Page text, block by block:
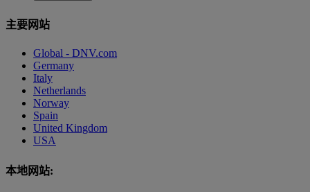
主要网站
Global - DNV.com
Germany
Italy
Netherlands
Norway
Spain
United Kingdom
USA
本地网站: